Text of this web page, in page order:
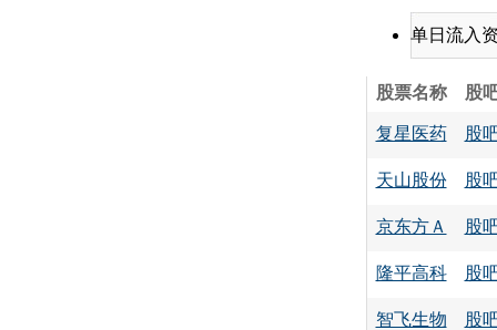
单日流入
股票名称 股
复星医药 股
天山股份 股
京东方Ａ 股
隆平高科 股
智飞生物 股